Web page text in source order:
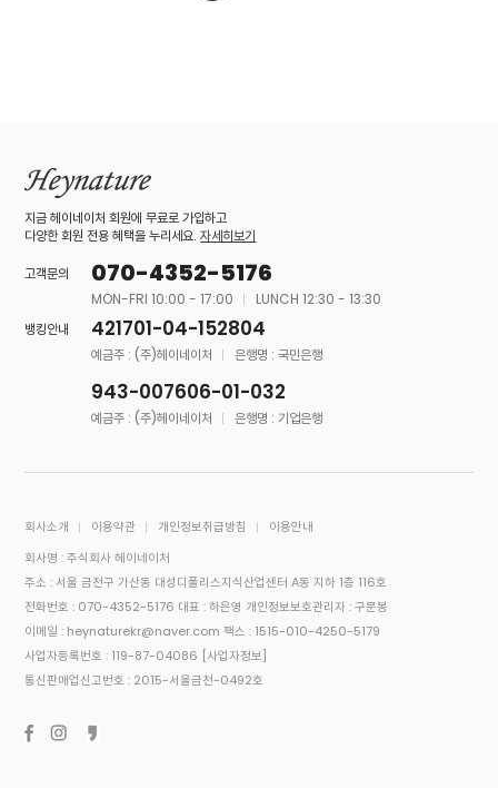
지금 헤이네이처 회원에 무료로 가입하고
다양한 회원 전용 혜택을 누리세요.자세히보기
고객문의
070-4352-5176
MON-FRI 10:00 - 17:00
LUNCH 12:30 - 13:30
뱅킹안내
421701-04-152804
예금주 : (주)헤이네이처 은행명 : 국민은행
943-007606-01-032
예금주 : (주)헤이네이처 은행명 : 기업은행
회사소개 이용약관 개인정보취급방침
이용안내
회사명 : 주식회사 헤이네이처
주소 : 서울 금천구 가산동 대성디폴리스지식산업센터 A동 지하 1층 116호
전화번호 : 070-4352-5176 대표 : 하은영 개인정보보호관리자 : 구문봉
이메일 : heynaturekr@naver.com 팩스 : 1515-010-4250-5179
사업자등록번호 : 119-87-04086 [사업자정보]
통신판매업신고번호 : 2015-서울금천-0492호